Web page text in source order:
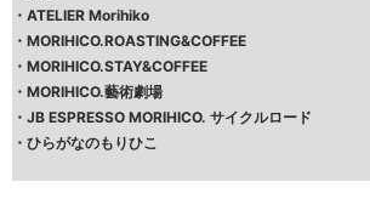
・ ATELIER Morihiko
・ MORIHICO.ROASTING&COFFEE
・ MORIHICO.STAY&COFFEE
・ MORIHICO.藝術劇場
・ JB ESPRESSO MORIHICO. サイクルロード
・ ひらがなのもりひこ